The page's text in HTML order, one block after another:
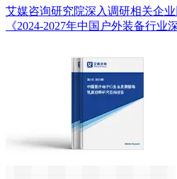
艾媒咨询研究院深入调研相关企
《2024-2027年中国户外装备行